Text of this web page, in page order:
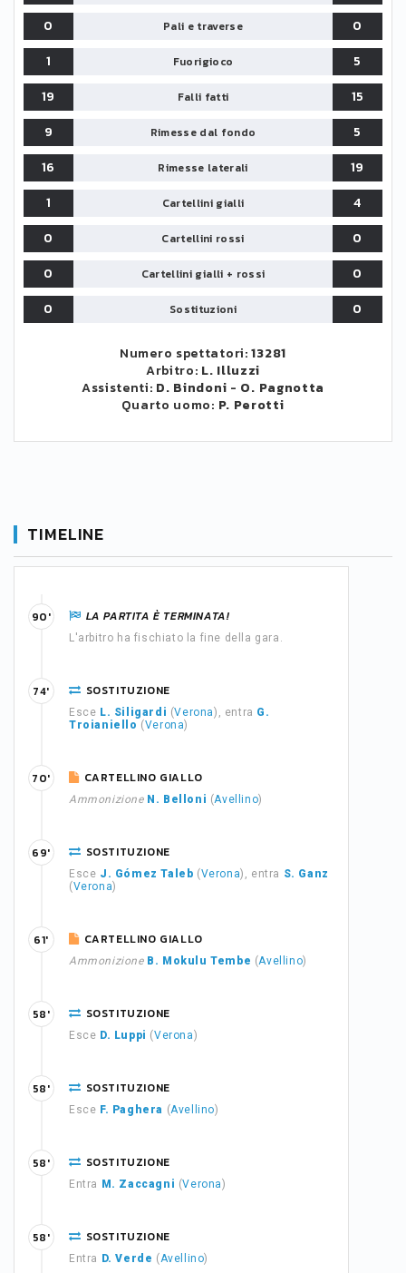
0 Pali e traverse
0
1
Fuorigioco
5
19
Falli fatti
15
9
Rimesse dal fondo
5
16
Rimesse laterali
19
1
Cartellini gialli
4
0
Cartellini rossi
0
0
Cartellini gialli + rossi
0
0
Sostituzioni 0
Numero spettatori:13281
Arbitro: L. Illuzzi
Assistenti: D. Bindoni - O. Pagnotta
Quarto uomo: P. Perotti
TIMELINE
LA PARTITA È TERMINATA!
L'arbitro ha fischiato la fine della gara.
90'
SOSTITUZIONE
Esce L. Siligardi (Verona), entra G.
Troianiello (Verona)
74'
CARTELLINO GIALLO
Ammonizione N. Belloni (Avellino)
70'
SOSTITUZIONE
Esce J. Gómez Taleb (Verona), entra S. Ganz
(Verona)
69'
CARTELLINO GIALLO
Ammonizione B. Mokulu Tembe (Avellino)
61'
SOSTITUZIONE
Esce D. Luppi (Verona)
58'
SOSTITUZIONE
Esce F. Paghera (Avellino)
58'
SOSTITUZIONE
Entra M. Zaccagni (Verona)
58'
SOSTITUZIONE
Entra D. Verde (Avellino)
58'